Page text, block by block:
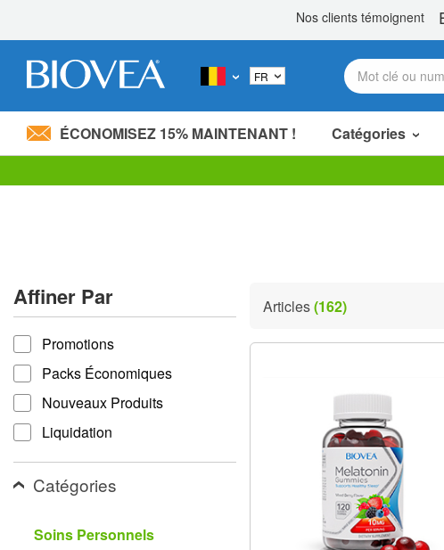
Veuillez
un
système
d'accessibilité.
Appuyez
sur
Ctrl-
F11
pour
adapter
site
aux
utilisent
ÉCONOMISEZ 15% MAINTENANT ! Catégories
Affiner Par
Affiner par
Promotions
Packs Économiques
Nouveaux Produits
Liquidation
Catégories
Soins Personnels
Articles(162)